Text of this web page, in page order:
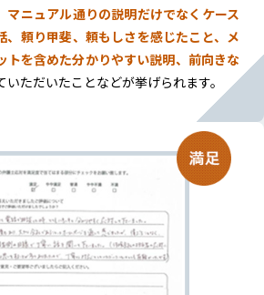
マニュアル通りの説明だけでなくケース
、頼り甲斐、頼もしさを感じたこと、メ
トを含めた分かりやすい説明、前向きな
いただいたことなどが挙げられます。